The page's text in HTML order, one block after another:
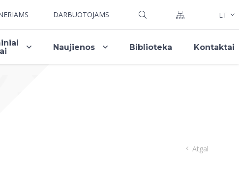
DARBUOTOJAMS LT
Naujienos Biblioteka Kontaktai
Atgal